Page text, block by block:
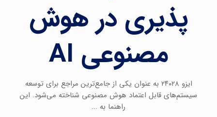
پذیری در هوش
مصنوعی AI
ایزو ۲۴۰۲۸ به عنوان یکی از جامع‌ترین مراجع برای توسعه
سیستم‌های قابل اعتماد هوش مصنوعی شناخته می‌شود. این
راهنما به ...